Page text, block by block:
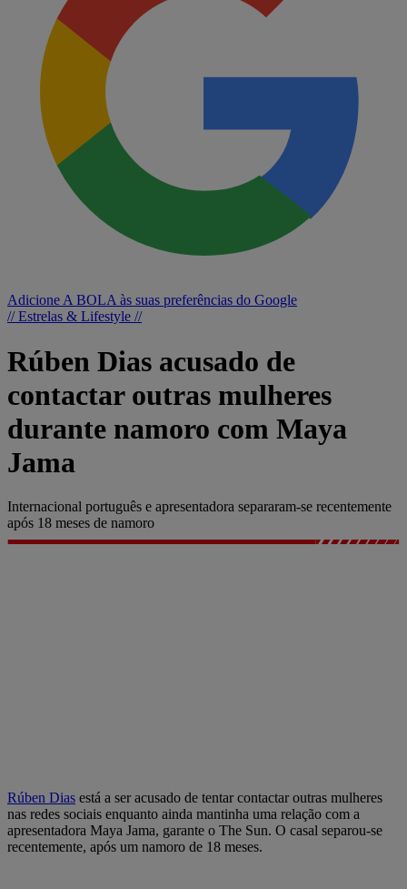
Adicione A BOLA às suas preferências do Google
// Estrelas & Lifestyle //
Rúben Dias acusado de
contactar outras mulheres
durante namoro com Maya
Jama
Internacional português e apresentadora separaram-se recentemente
após 18 meses de namoro
Rúben Dias está a ser acusado de tentar contactar outras mulheres
nas redes sociais enquanto ainda mantinha uma relação com a
apresentadora Maya Jama, garante o The Sun. O casal separou-se
recentemente, após um namoro de 18 meses.